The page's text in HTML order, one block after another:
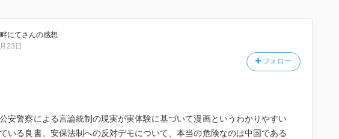
にてさんの感想
フォロー
23日
安警察による言論統制の現実が実体験に基づいて漫画というわかりやすい
いる良書。安保法制への反対デモについて、本当の危険なのは中国である